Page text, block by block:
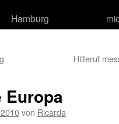
Hamburg
Hilferuf
von Ricarda